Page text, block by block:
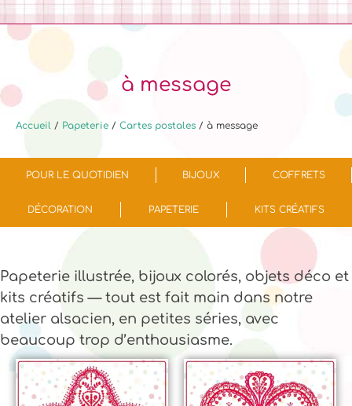
à message
Accueil / Papeterie / Cartes postales / à message
POUR LE QUOTIDIEN BIJOUX COFFRETS
DÉCORATION PAPETERIE KITS CRÉATIFS
Papeterie illustrée, bijoux colorés, objets déco et
kits créatifs — tout est fait main dans notre
atelier alsacien, en petites séries, avec
beaucoup trop d’enthousiasme.